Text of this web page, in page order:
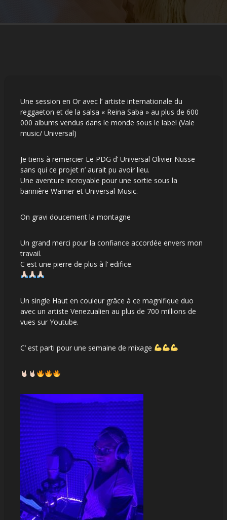
Une session en Or avec l’ artiste internationale du
reggaeton et de la salsa « Reina Saba » au plus de 600
000 albums vendus dans le monde sous le label (Vale
music/ Universal)
Je tiens à remercier Le PDG d’ Universal Olivier Nusse
sans qui ce projet n’ aurait pu avoir lieu.
Une aventure incroyable pour une sortie sous la
bannière Warner et Universal Music.
On gravi doucement la montagne
Un grand merci pour la confiance accordée envers mon
travail.
C est une pierre de plus à l’ edifice.
Un single Haut en couleur grâce à ce magnifique duo
avec un artiste Venezualien au plus de 700 millions de
vues sur Youtube.
C’ est parti pour une semaine de mixage